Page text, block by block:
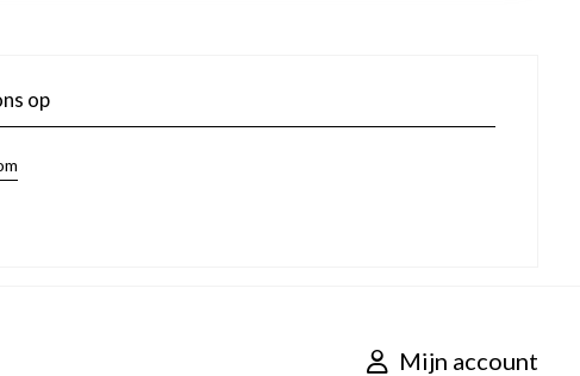
op
Mijn account